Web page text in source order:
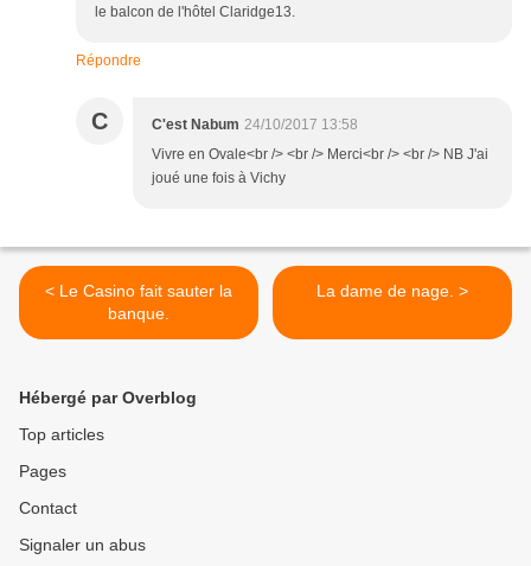
le balcon de l'hôtel Claridge13.
Répondre
C C'est Nabum 24/10/2017 13:58
Vivre en Ovale<br /> <br /> Merci<br /> <br /> NB J'ai
joué une fois à Vichy
< Le Casino fait sauter la
banque.
La dame de nage. >
Hébergé par Overblog
Top articles
Pages
Contact
Signaler un abus